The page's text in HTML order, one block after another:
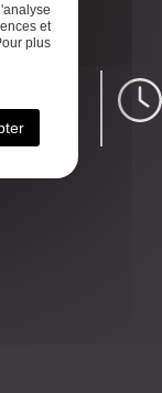
expert.fr
et
plus